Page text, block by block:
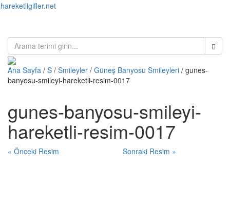
hareketligifler.net
Ana Sayfa / S / Smileyler / Güneş Banyosu Smileyleri / gunes-
banyosu-smileyi-hareketli-resim-0017
gunes-banyosu-smileyi-
hareketli-resim-0017
« Önceki Resim Sonraki Resim »